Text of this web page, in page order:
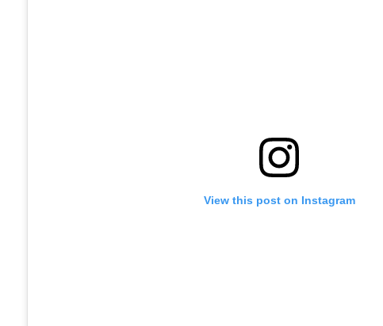
View this post on Instagram